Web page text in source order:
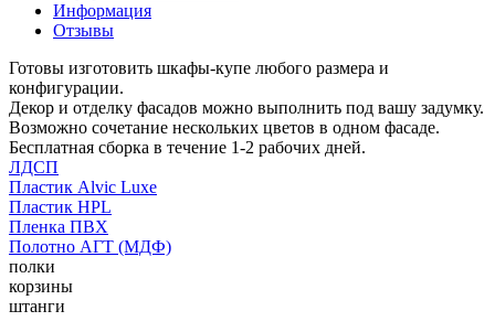
Информация
Отзывы
Готовы изготовить шкафы-купе любого размера и
конфигурации.
Декор и отделку фасадов можно выполнить под вашу задумку.
Возможно сочетание нескольких цветов в одном фасаде.
Бесплатная сборка в течение 1-2 рабочих дней.
ЛДСП
Пластик Alvic Luxe
Пластик HPL
Пленка ПВХ
Полотно АГТ (МДФ)
полки
корзины
штанги